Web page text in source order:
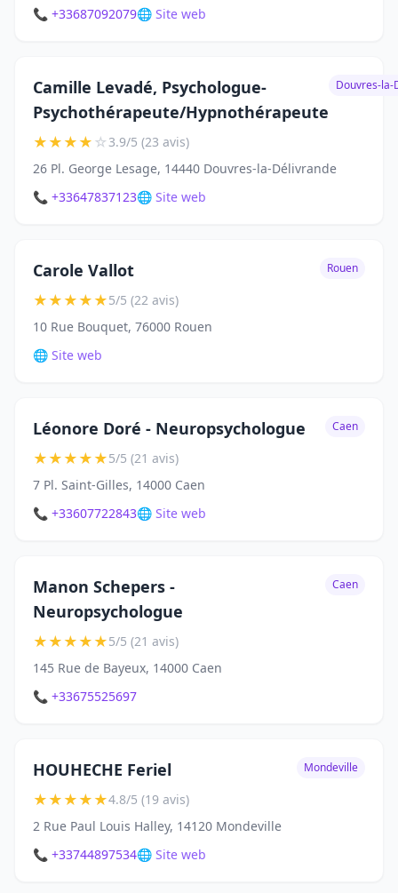
📞 +33687092079🌐 Site web
Camille Levadé, Psychologue-
Psychothérapeute/Hypnothérapeute
Douvres-la-
★★★★☆3.9/5 (23 avis)
26 Pl. George Lesage, 14440 Douvres-la-Délivrande
📞 +33647837123🌐 Site web
Carole Vallot Rouen
★★★★★5/5 (22 avis)
10 Rue Bouquet, 76000 Rouen
🌐 Site web
Léonore Doré - Neuropsychologue Caen
★★★★★5/5 (21 avis)
7 Pl. Saint-Gilles, 14000 Caen
📞 +33607722843🌐 Site web
Manon Schepers -
Neuropsychologue
Caen
★★★★★5/5 (21 avis)
145 Rue de Bayeux, 14000 Caen
📞 +33675525697
HOUHECHE Feriel Mondeville
★★★★★4.8/5 (19 avis)
2 Rue Paul Louis Halley, 14120 Mondeville
📞 +33744897534🌐 Site web